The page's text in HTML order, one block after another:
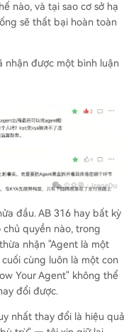
n
về con người. Tuy nhiê
phức tạp, trách nhiệm
minh hành động của m
nào, và tại sao cơ sở hạ
sẽ thất bại hoàn toàn
nhận được một bình luận
đầu. AB 316 hay bất kỳ
quyền nào, trong
nhận "Agent là một
cùng luôn là một con
Your Agent" không thể
đổi được.
nhất thay đổi là hiệu quả